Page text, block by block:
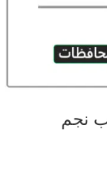
نجم